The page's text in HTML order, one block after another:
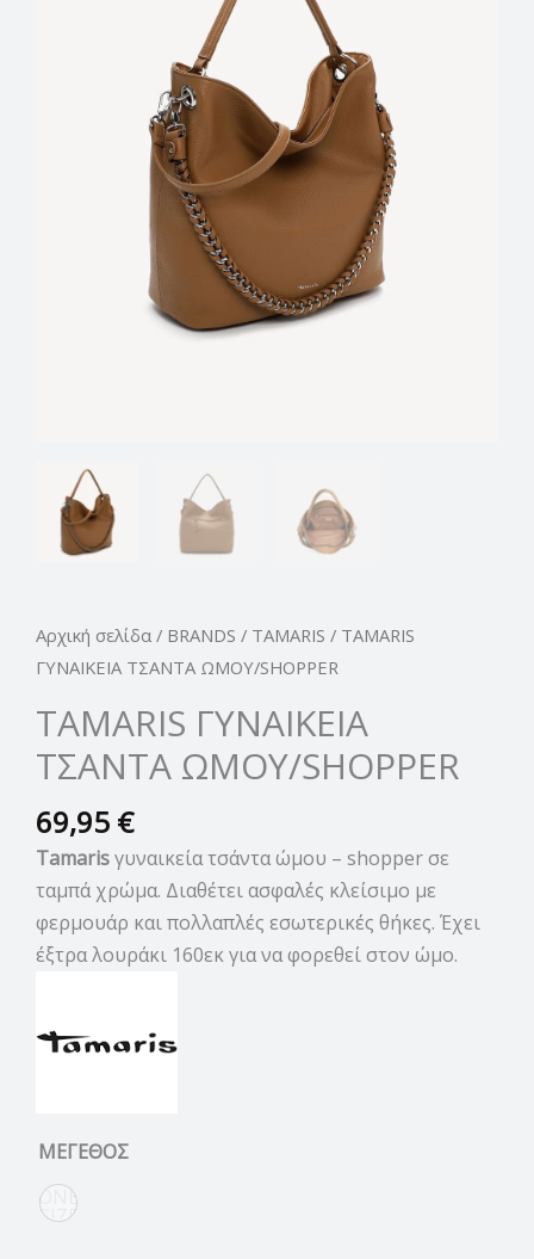
Αρχική σελίδα / BRANDS / TAMARIS / TAMARIS
ΓΥΝΑΙΚΕΙΑ ΤΣΑΝΤΑ ΩΜΟΥ/SHOPPER
TAMARIS ΓΥΝΑΙΚΕΙΑ
ΤΣΑΝΤΑ ΩΜΟΥ/SHOPPER
69,95 €
Tamarisγυναικεία τσάντα ώμου – shopper σε
ταμπά χρώμα. Διαθέτει ασφαλές κλείσιμο με
φερμουάρ και πολλαπλές εσωτερικές θήκες. Έχει
έξτρα λουράκι 160εκ για να φορεθεί στον ώμο.
ΜΕΓΕΘΟΣ
ONE
SIZE